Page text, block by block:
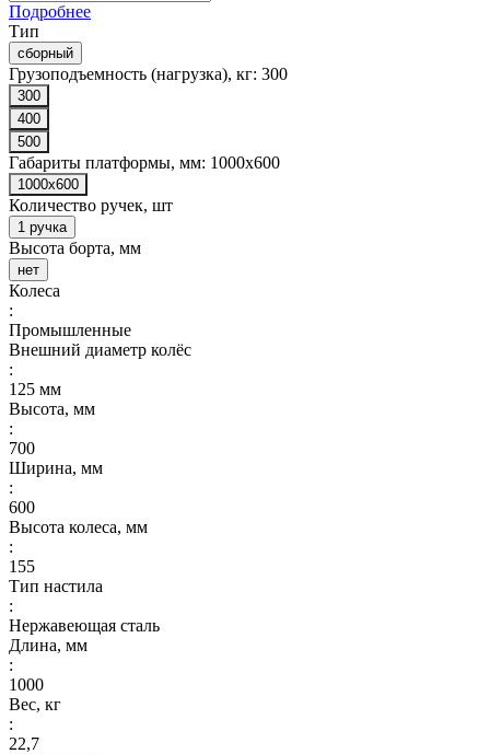
Подробнее
Тип
сборный
Грузоподъемность (нагрузка), кг: 300
300
400
500
Габариты платформы, мм: 1000x600
1000x600
Количество ручек, шт
1 ручка
Высота борта, мм
нет
Колеса
:
Промышленные
Внешний диаметр колёс
:
125 мм
Высота, мм
:
700
Ширина, мм
:
600
Высота колеса, мм
:
155
Тип настила
:
Нержавеющая сталь
Длина, мм
:
1000
Вес, кг
:
22,7